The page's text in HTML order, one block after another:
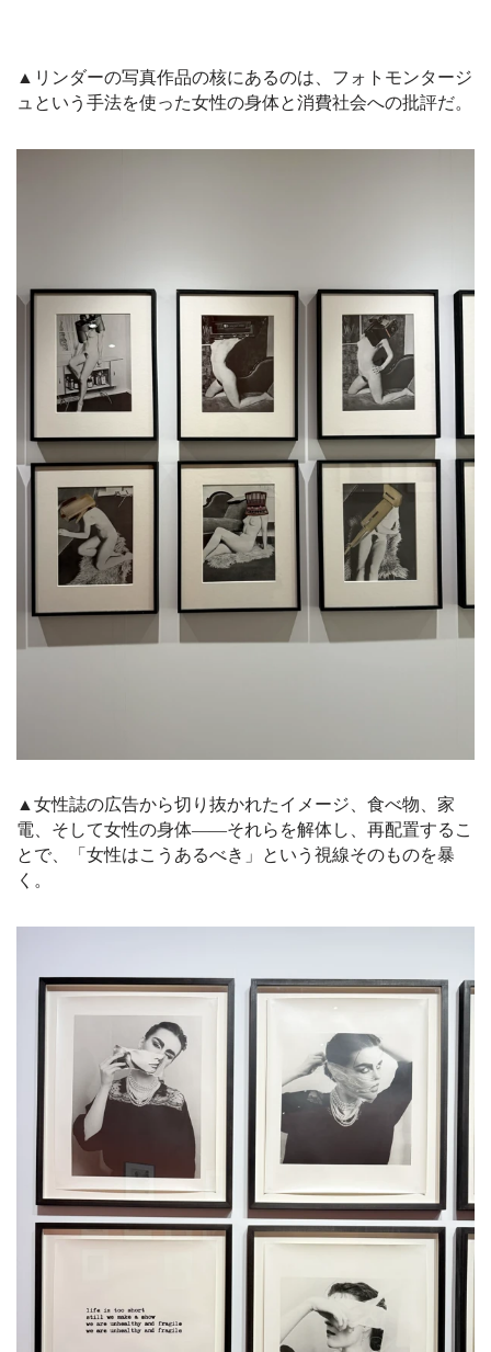
▲リンダーの写真作品の核にあるのは、フォトモンタージ
ュという手法を使った女性の身体と消費社会への批評だ。
▲女性誌の広告から切り抜かれたイメージ、食べ物、家
電、そして女性の身体——それらを解体し、再配置するこ
とで、「女性はこうあるべき」という視線そのものを暴
く。